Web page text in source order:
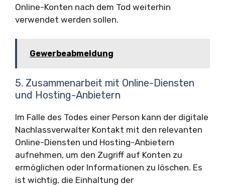
Online-Konten nach dem Tod weiterhin
verwendet werden sollen.
Gewerbeabmeldung
5. Zusammenarbeit mit Online-Diensten
und Hosting-Anbietern
Im Falle des Todes einer Person kann der digitale
Nachlassverwalter Kontakt mit den relevanten
Online-Diensten und Hosting-Anbietern
aufnehmen, um den Zugriff auf Konten zu
ermöglichen oder Informationen zu löschen. Es
ist wichtig, die Einhaltung der